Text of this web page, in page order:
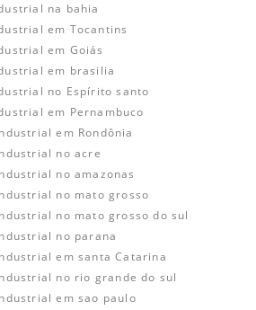
na bahia
em Tocantins
em Goiás
em brasilia
no Espírito santo
em Pernambuco
em Rondônia
no acre
no amazonas
no mato grosso
no mato grosso do sul
no parana
em santa Catarina
no rio grande do sul
em sao paulo